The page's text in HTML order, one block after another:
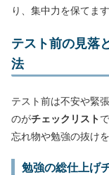
り、集中力を保てます
テスト前の見落
法
テスト前は不安や緊
のがチェックリスト
忘れ物や勉強の抜けを
勉強の総仕上げ